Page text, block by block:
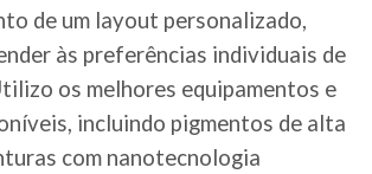
de um layout personalizado,
às preferências individuais de
os melhores equipamentos e
incluindo pigmentos de alta
com nanotecnologia